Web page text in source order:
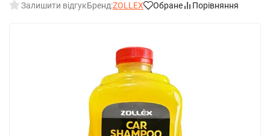
Залишити відгукБренд:ZOLLEX Обране Порівняння